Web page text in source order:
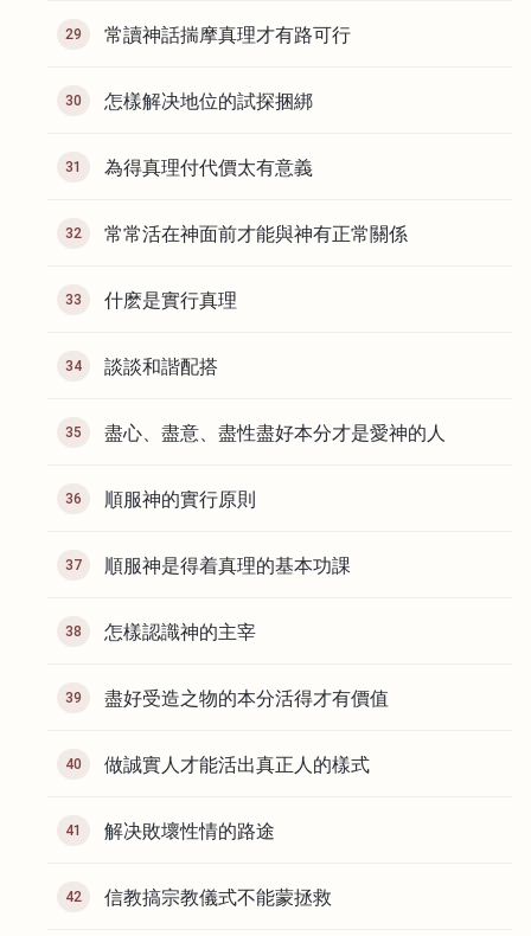
29 常讀神話揣摩真理才有路可行
30 怎樣解决地位的試探捆綁
31 為得真理付代價太有意義
32 常常活在神面前才能與神有正常關係
33 什麽是實行真理
34 談談和諧配搭
35 盡心、盡意、盡性盡好本分才是愛神的人
36 順服神的實行原則
37 順服神是得着真理的基本功課
38 怎樣認識神的主宰
39 盡好受造之物的本分活得才有價值
40 做誠實人才能活出真正人的樣式
41 解决敗壞性情的路途
42 信教搞宗教儀式不能蒙拯救